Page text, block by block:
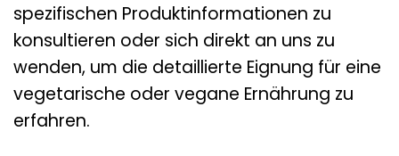
spezifischen Produktinformationen zu
konsultieren oder sich direkt an uns zu
wenden, um die detaillierte Eignung für eine
vegetarische oder vegane Ernährung zu
erfahren.